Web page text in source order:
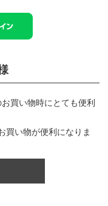
買い物時にとても便利
買い物が便利になりま